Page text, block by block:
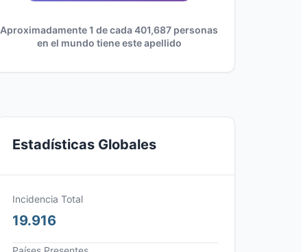
Aproximadamente 1 de cada 401,687 personas
en el mundo tiene este apellido
Estadísticas Globales
Incidencia Total
19.916